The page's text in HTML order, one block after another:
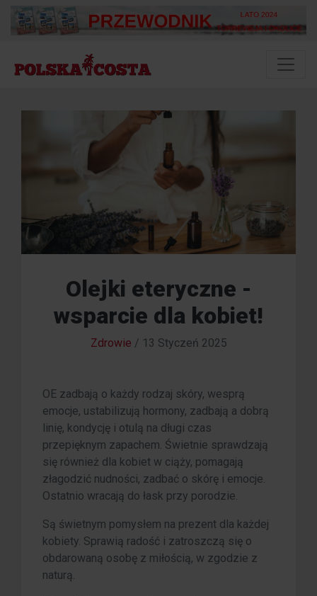
Olejki eteryczne -
wsparcie dla kobiet!
Zdrowie / 13 Styczeń 2025
OE zadbają o każdy rodzaj skóry, wesprą
emocje, ustabilizują hormony, zadbają a dobrą
linię, kondycję i otulą na długi czas
przepięknym zapachem. Świetnie sprawdzają
się również dla kobiet w ciąży, pomagają
złagodzić nudności, zadbać o skórę i emocje.
Ostatnio wracają do łask przy porodzie.
Są świetnym pomysłem na prezent dla każdej
kobiety. Sprawią radość i zatroszczą się o
obdarowaną osobę z miłością, w zgodzie z
naturą.